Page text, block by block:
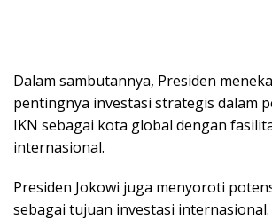
Dalam sambutannya, Presiden
pentingnya investasi strategis dalam
IKN sebagai kota global dengan
internasional.
Presiden Jokowi juga menyoroti
sebagai tujuan investasi internasional.